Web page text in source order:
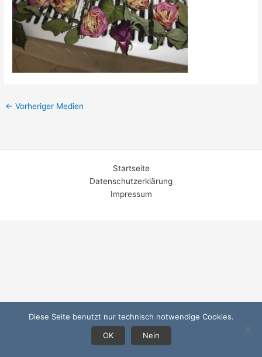
← Vorheriger Medien
Startseite
Datenschutzerklärung
Impressum
Diese Seite benutzt nur technisch notwendige Cookies.
OK
Nein